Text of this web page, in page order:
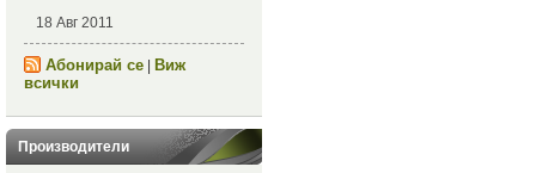
18 Авг 2011
Абонирай се|
Виж
всички
Производители